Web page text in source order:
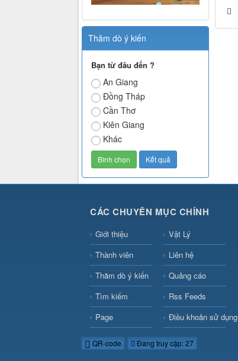
Thăm dò ý kiến
Bạn từ đâu đến ?
An Giang
Đồng Tháp
Cần Thơ
Kiên Giang
Khác
CÁC CHUYÊN MỤC CHÍNH
Giới thiệu
Vật Lý
Thành viên
Liên hệ
Thăm dò ý kiến
Quảng cáo
Tìm kiếm
Rss Feeds
Page
Điều khoản sử dụng
QR-code Đang truy cập: 27